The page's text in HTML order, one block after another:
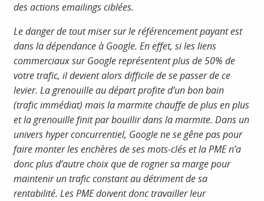
des actions emailings ciblées.
Le danger de tout miser sur le référencement payant est
dans la dépendance à Google. En effet, si les liens
commerciaux sur Google représentent plus de 50% de
votre trafic, il devient alors difficile de se passer de ce
levier. La grenouille au départ profite d’un bon bain
(trafic immédiat) mais la marmite chauffe de plus en plus
et la grenouille finit par bouillir dans la marmite. Dans un
univers hyper concurrentiel, Google ne se gêne pas pour
faire monter les enchères de ses mots-clés et la PMEn’a
donc plus d’autre choix que de rogner sa marge pour
maintenir un trafic constant au détriment de sa
rentabilité. Les PME doivent donc travailler leur